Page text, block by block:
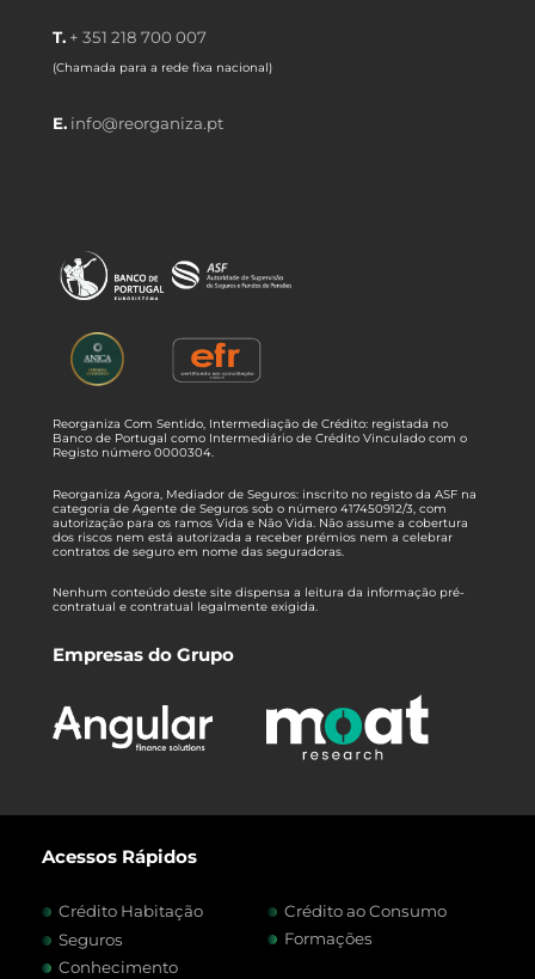
T. + 351 218 700 007
(Chamada para a rede fixa nacional)
E. info@reorganiza.pt
Reorganiza Com Sentido, Intermediação de Crédito: registada no
Banco de Portugal como Intermediário de Crédito Vinculado com o
Registo número 0000304.
Reorganiza Agora, Mediador de Seguros: inscrito no registo da ASF na
categoria de Agente de Seguros sob o número 417450912/3, com
autorização para os ramos Vida e Não Vida. Não assume a cobertura
dos riscos nem está autorizada a receber prémios nem a celebrar
contratos de seguro em nome das seguradoras.
Nenhum conteúdo deste site dispensa a leitura da informação pré-
contratual e contratual legalmente exigida.
Empresas do Grupo
Acessos Rápidos
Crédito Habitação
Crédito ao Consumo
Seguros
Formações
Conhecimento